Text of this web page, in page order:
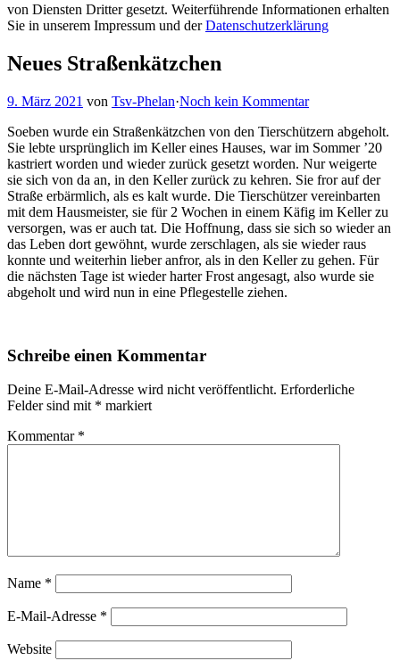
von Diensten Dritter gesetzt. Weiterführende Informationen erhalten
Sie in unserem Impressum und derDatenschutzerklärung
Neues Straßenkätzchen
9. März 2021 von Tsv-Phelan·Noch kein Kommentar
Soeben wurde ein Straßenkätzchen von den Tierschützern abgeholt.
Sie lebte ursprünglich im Keller eines Hauses, war im Sommer ’20
kastriert worden und wieder zurück gesetzt worden. Nur weigerte
sie sich von da an, in den Keller zurück zu kehren. Sie fror auf der
Straße erbärmlich, als es kalt wurde. Die Tierschützer vereinbarten
mit dem Hausmeister, sie für 2 Wochen in einem Käfig im Keller zu
versorgen, was er auch tat. Die Hoffnung, dass sie sich so wieder an
das Leben dort gewöhnt, wurde zerschlagen, als sie wieder raus
konnte und weiterhin lieber anfror, als in den Keller zu gehen. Für
die nächsten Tage ist wieder harter Frost angesagt, also wurde sie
abgeholt und wird nun in eine Pflegestelle ziehen.
Schreibe einen Kommentar
Deine E-Mail-Adresse wird nicht veröffentlicht. Erforderliche
Felder sind mit * markiert
Kommentar *
Name *
E-Mail-Adresse *
Website